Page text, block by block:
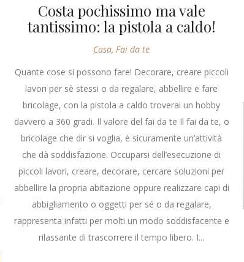
Costa pochissimo ma vale
tantissimo: la pistola a caldo!
Casa, Fai da te
Quante cose si possono fare! Decorare, creare piccoli
lavori per sè stessi o da regalare, abbellire e fare
bricolage, con la pistola a caldo troverai un hobby
davvero a 360 gradi. Il valore del fai da te Il fai da te, o
bricolage che dir si voglia, è sicuramente un’attività
che dà soddisfazione. Occuparsi dell’esecuzione di
piccoli lavori, creare, decorare, cercare soluzioni per
abbellire la propria abitazione oppure realizzare capi di
abbigliamento o oggetti per sé o da regalare,
rappresenta infatti per molti un modo soddisfacente e
rilassante di trascorrere il tempo libero. I...